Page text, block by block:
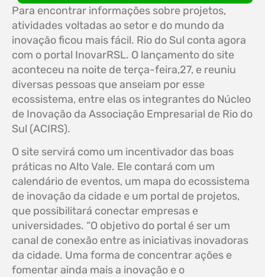
Para encontrar informações sobre projetos,
atividades voltadas ao setor e do mundo da
inovação ficou mais fácil. Rio do Sul conta agora
com o portal InovarRSL. O lançamento do site
aconteceu na noite de terça-feira,27, e reuniu
diversas pessoas que anseiam por esse
ecossistema, entre elas os integrantes do Núcleo
de Inovação da Associação Empresarial de Rio do
Sul (ACIRS).
O site servirá como um incentivador das boas
práticas no Alto Vale. Ele contará com um
calendário de eventos, um mapa do ecossistema
de inovação da cidade e um portal de projetos,
que possibilitará conectar empresas e
universidades. “O objetivo do portal é ser um
canal de conexão entre as iniciativas inovadoras
da cidade. Uma forma de concentrar ações e
fomentar ainda mais a inovação e o